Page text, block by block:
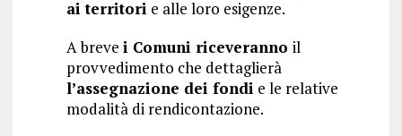
ai territori e alle loro esigenze.
A breve i Comuni riceveranno il
provvedimento che dettaglierà
l’assegnazione dei fondi e le relative
modalità di rendicontazione.